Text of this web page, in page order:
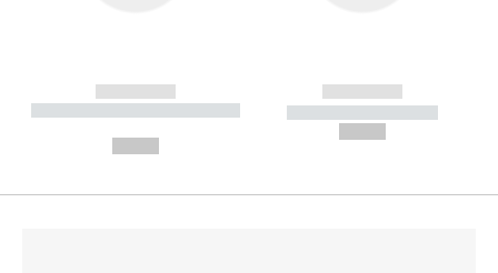
------------
----------- ----------- --------
------------
----------- -----------